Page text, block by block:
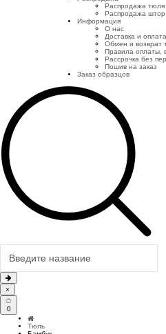
Распродажа тюля
Распродажа штор
Информация
О нас
Доставка и оплата
Обмен и возврат
Правила оплаты,
Рассрочка без
Пошив на заказ
Заказ образцов
×
0
Тюль